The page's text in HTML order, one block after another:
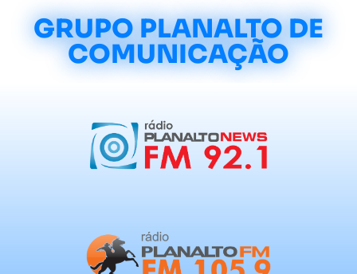
GRUPO PLANALTO DE
COMUNICAÇÃO